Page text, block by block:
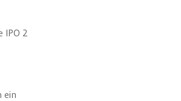
IPO 2
ein